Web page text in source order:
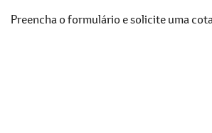
Preencha o formulário e solicite uma